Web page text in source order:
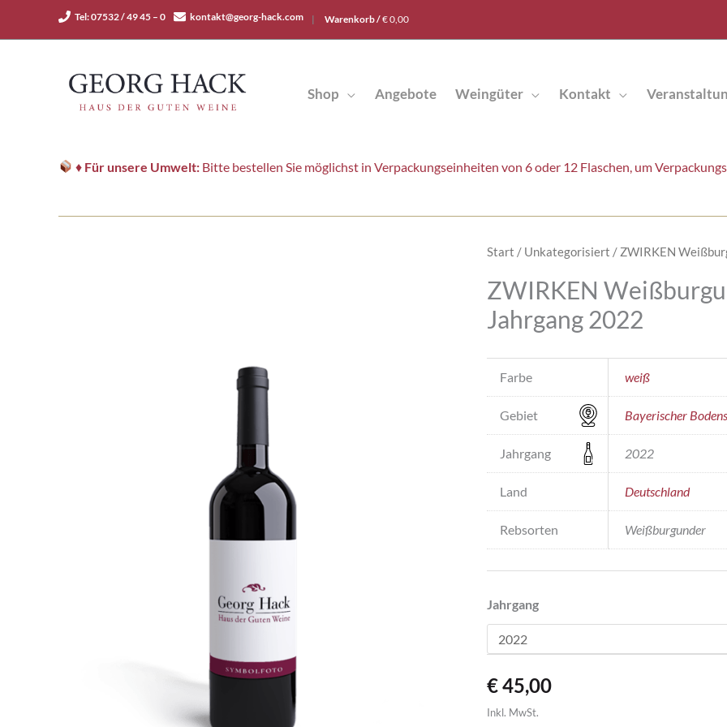
Tel: 07532 / 49 45 – 0 kontakt@georg-hack.com | Warenkorb /€0,00
Shop Angebote Weingüter Kontakt
♦ Für unsere Umwelt: Bitte bestellen Sie möglichst in Verpackungseinheiten von 6 oder 12 Flaschen, um
Start / Unkategorisiert / ZWIRKEN
ZWIRKEN
Jahrgang 2022
Farbe weiß
Gebiet Bayerischer
Jahrgang 2022
Land Deutschland
Rebsorten Weißburgunder
Jahrgang
€45,00
Inkl. MwSt.